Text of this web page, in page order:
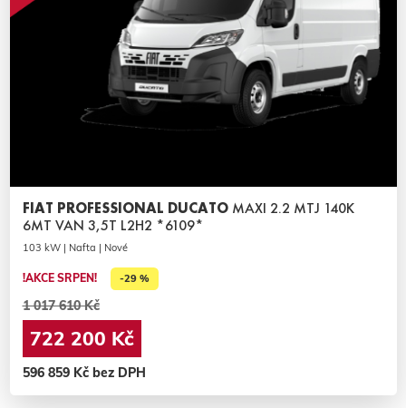
FIAT PROFESSIONAL DUCATO MAXI 2.2 MTJ 140K
6MT VAN 3,5T L2H2 *6109*
103 kW | Nafta | Nové
!AKCE SRPEN! -29 %
1 017 610 Kč
722 200 Kč
596 859 Kč bez DPH